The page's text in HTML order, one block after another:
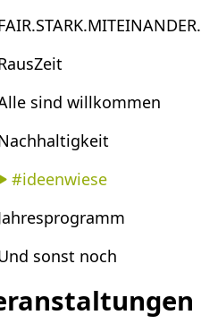
sind willkommen
#ideenwiese
sonst noch